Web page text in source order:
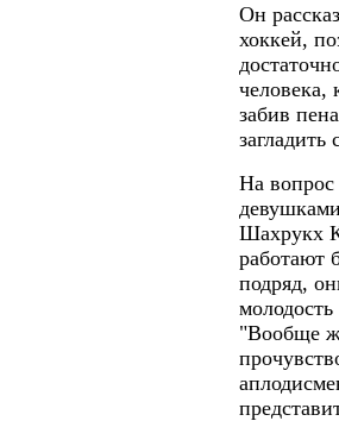
Он
хоккей,
человека,
забив
На вопрос
Шахрукх
работают
подряд,
"Вообще